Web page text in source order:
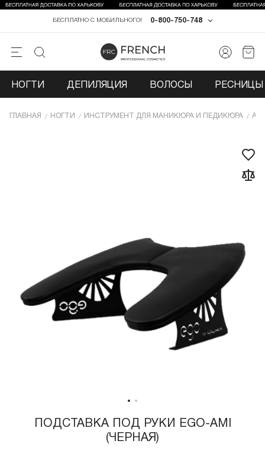
0-800-750-748
БЕСПЛАТНО С МОБИЛЬНОГО!
НОГТИ ДЕПИЛЯЦИЯ ВОЛОСЫ РЕСНИЦЫ
ГЛАВНАЯ НОГТИ ИНCТРУМЕНТ ДЛЯ МАНИКЮРА И ПЕДИКЮРА
ПОДСТАВКА ПОД РУКИ EGO-AMI
(ЧЕРНАЯ)